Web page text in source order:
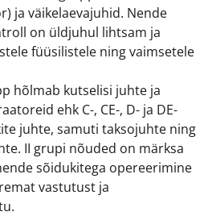
ja väikelaevajuhid. Nende
on üldjuhul lihtsam ja
füüsilistele ning vaimsetele
hõlmab kutselisi juhte ja
ehk C-, CE-, D- ja DE-
juhte, samuti taksojuhte ning
II grupi nõuded on märksa
sõidukitega opereerimine
vastutust ja